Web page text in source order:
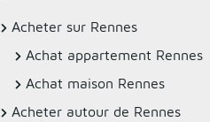
Acheter sur Rennes
Achat appartement Rennes
Achat maison Rennes
Acheter autour de Rennes